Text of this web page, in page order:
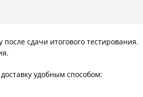
сдачи итогового тестирования.
удобным способом: